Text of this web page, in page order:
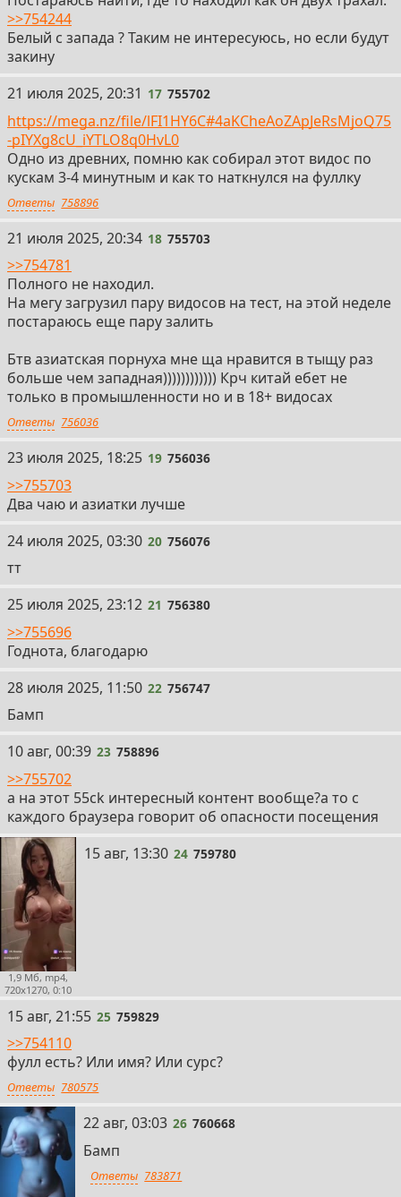
>>754244
Белый с запада ? Таким не интересуюсь, но если будут
закину
17
21 июля 2025, 20:31 17 755702
https://mega.nz/file/lFI1HY6C#4aKCheAoZApJeRsMjoQ75
-pIYXg8cU_iYTLO8q0HvL0
Одно из древних, помню как собирал этот видос по
кускам 3-4 минутным и как то наткнулся на фуллку
Ответы 758896
18
21 июля 2025, 20:34 18 755703
>>754781
Полного не находил.
На мегу загрузил пару видосов на тест, на этой неделе
постараюсь еще пару залить
Бтв азиатская порнуха мне ща нравится в тыщу раз
больше чем западная)))))))))))) Крч китай ебет не
только в промышленности но и в 18+ видосах
Ответы 756036
19
23 июля 2025, 18:25 19 756036
>>755703
Два чаю и азиатки лучше
20
24 июля 2025, 03:30 20 756076
тт
21
25 июля 2025, 23:12 21 756380
>>755696
Годнота, благодарю
22
28 июля 2025, 11:50 22 756747
Бамп
23
10 авг, 00:39 23 758896
>>755702
а на этот 55ck интересный контент вообще?а то с
каждого браузера говорит об опасности посещения
1,9 Мб, mp4,
720x1270, 0:10
24
15 авг, 13:30 24 759780
25
15 авг, 21:55 25 759829
>>754110
фулл есть? Или имя? Или сурс?
Ответы 780575
26
22 авг, 03:03 26 760668
Бамп
Ответы 783871